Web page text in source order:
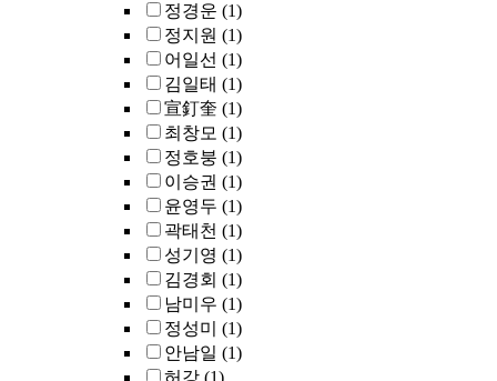
정경운 (1)
정지원 (1)
어일선 (1)
김일태 (1)
宣釘奎 (1)
최창모 (1)
정호붕 (1)
이승권 (1)
윤영두 (1)
곽태천 (1)
성기영 (1)
김경회 (1)
남미우 (1)
정성미
(1)
안남일 (1)
허강 (1)